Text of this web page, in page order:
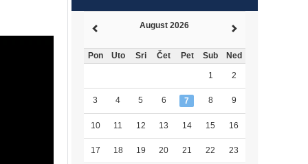
August 2026
Pon Uto Sri Čet Pet Sub Ned
1 2
3 4 5 6 7 8 9
10 11 12 13 14 15 16
17 18 19 20 21 22 23